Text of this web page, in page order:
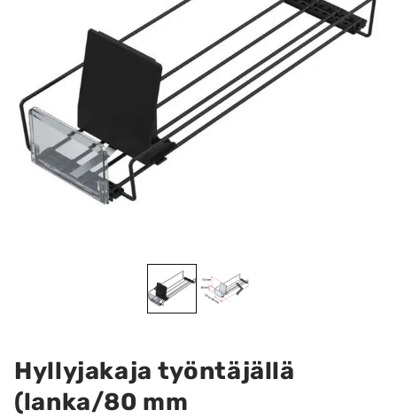
Hyllyjakaja työntäjällä
(lanka/80 mm